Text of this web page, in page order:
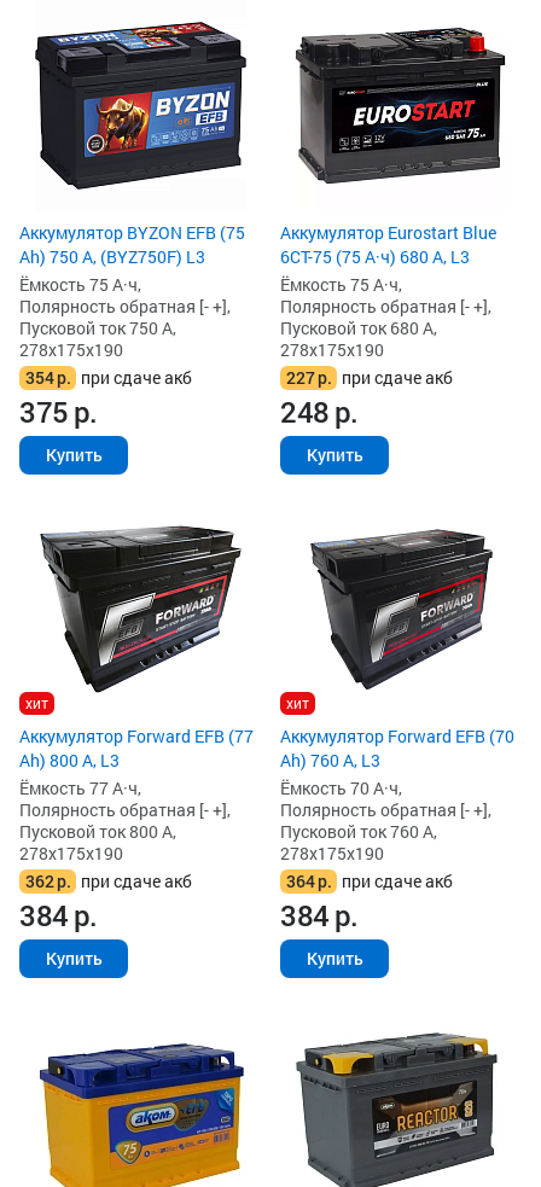
Аккумулятор BYZON EFB (75
Ah) 750 А, (BYZ750F) L3
Ёмкость 75 А·ч,
Полярность обратная [- +],
Пусковой ток 750 А,
278x175x190
354р. при сдаче акб
375р.
Купить
Аккумулятор Eurostart Blue
6CT-75 (75 А·ч) 680 А, L3
Ёмкость 75 А·ч,
Полярность обратная [- +],
Пусковой ток 680 А,
278x175x190
227р. при сдаче акб
248р.
Купить
хит
Аккумулятор Forward EFB (77
Ah) 800 А, L3
Ёмкость 77 А·ч,
Полярность обратная [- +],
Пусковой ток 800 А,
278x175x190
362р. при сдаче акб
384р.
Купить
хит
Аккумулятор Forward EFB (70
Ah) 760 А, L3
Ёмкость 70 А·ч,
Полярность обратная [- +],
Пусковой ток 760 А,
278x175x190
364р. при сдаче акб
384р.
Купить